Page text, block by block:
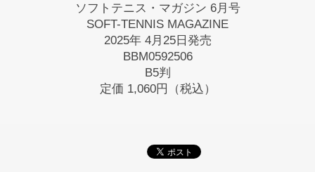
ソフトテニス・マガジン 6月号
SOFT-TENNIS MAGAZINE
2025年 4月25日発売
BBM0592506
B5判
定価 1,060円（税込）